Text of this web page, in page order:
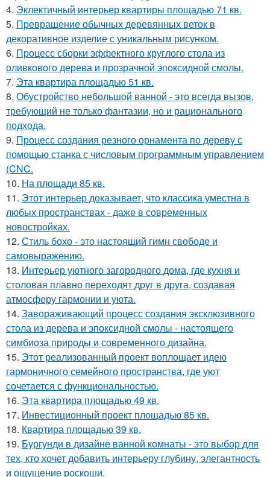
4. Эклектичный интерьер квартиры площадью 71 кв.
5. Превращение обычных деревянных веток в
декоративное изделие с уникальным рисунком.
6. Процесс сборки эффектного круглого стола из
оливкового дерева и прозрачной эпоксидной смолы.
7. Эта квартира площадью 51 кв.
8. Обустройство небольшой ванной - это всегда вызов,
требующий не только фантазии, но и рационального
подхода.
9. Процесс создания резного орнамента по дереву с
помощью станка с числовым программным управлением
(CNC.
10. На площади 85 кв.
11. Этот интерьер доказывает, что классика уместна в
любых пространствах - даже в современных
новостройках.
12. Стиль бохо - это настоящий гимн свободе и
самовыражению.
13. Интерьер уютного загородного дома, где кухня и
столовая плавно переходят друг в друга, создавая
атмосферу гармонии и уюта.
14. Завораживающий процесс создания эксклюзивного
стола из дерева и эпоксидной смолы - настоящего
симбиоза природы и современного дизайна.
15. Этот реализованный проект воплощает идею
гармоничного семейного пространства, где уют
сочетается с функциональностью.
16. Эта квартира площадью 49 кв.
17. Инвестиционный проект площадью 85 кв.
18. Квартира площадью 39 кв.
19. Бургунди в дизайне ванной комнаты - это выбор для
тех, кто хочет добавить интерьеру глубину, элегантность
и ощущение роскоши.